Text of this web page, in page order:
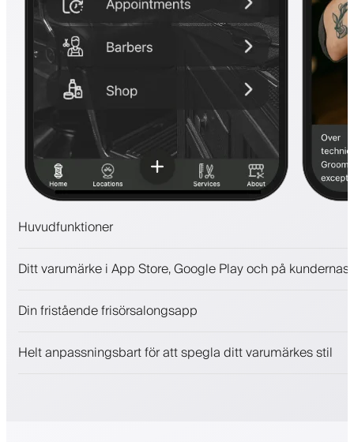
Huvudfunktioner
Betalningar, depositionsavgift
Engagera kunder med ett lojalitetsprogram
Ditt varumärke i App Store, Google Play och på
Din fristående frisörsalongsapp
Helt anpassningsbart för att spegla ditt varumärkes stil